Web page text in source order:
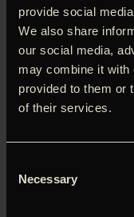
provide social
We also share
our social media,
may combine it with
provided to them or
of their services.
Selection
Necessary
‘Min evige
og Sylvia Le Fanu.
Kom til særvisning af
Min evige sommer’.
Efter filmen vil